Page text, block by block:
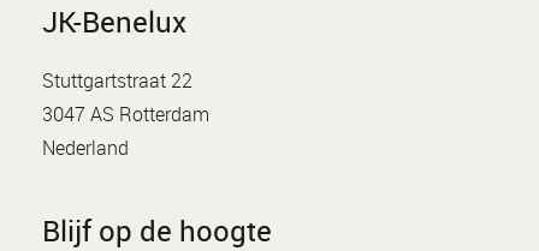
JK-Benelux
Stuttgartstraat 22
3047 AS Rotterdam
Nederland
Blijf op de hoogte